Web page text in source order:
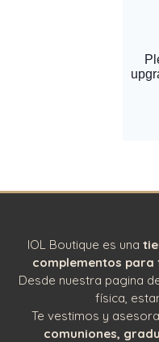
IOL Boutique es una
complementos para
Desde nuestra pagina
física,
Te vestimos y
comuniones,